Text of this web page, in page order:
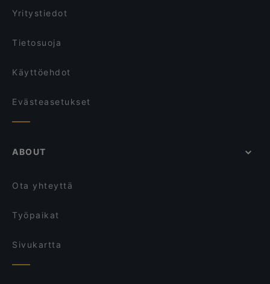
Restaurant BRO
Yritystiedot
Tietosuoja
Käyttöehdot
Evästeasetukset
ABOUT
Ota yhteyttä
Työpaikat
Sivukartta